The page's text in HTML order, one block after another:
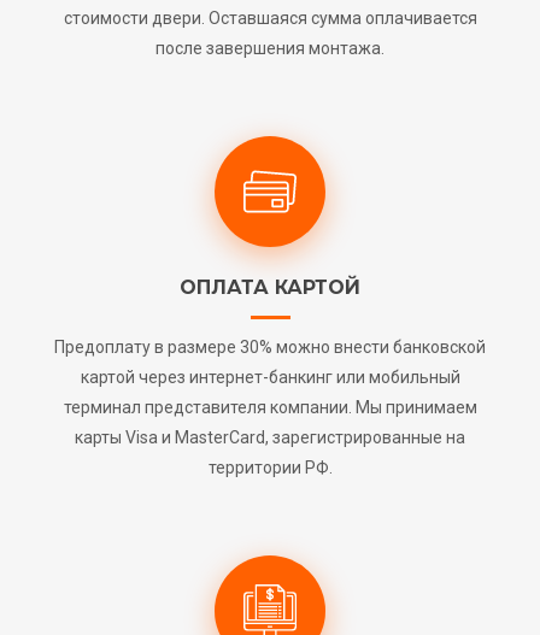
стоимости двери. Оставшаяся сумма оплачивается
после завершения монтажа.
ОПЛАТА КАРТОЙ
Предоплату в размере 30% можно внести банковской
картой через интернет-банкинг или мобильный
терминал представителя компании. Мы принимаем
карты Visa и MasterCard, зарегистрированные на
территории РФ.